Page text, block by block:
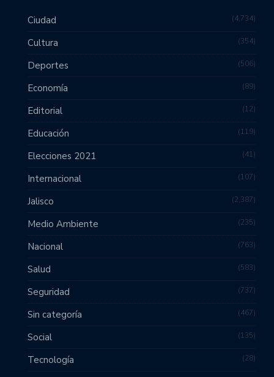
Ciudad 4,734
Cultura 354
Deportes 506
Economía 89
Editorial 12
Educación 119
Elecciones 2021 41
Internacional 107
Jalisco 2,387
Medio Ambiente 235
Nacional 763
Salud 583
Seguridad 737
Sin categoría 467
Social 135
Tecnología 28